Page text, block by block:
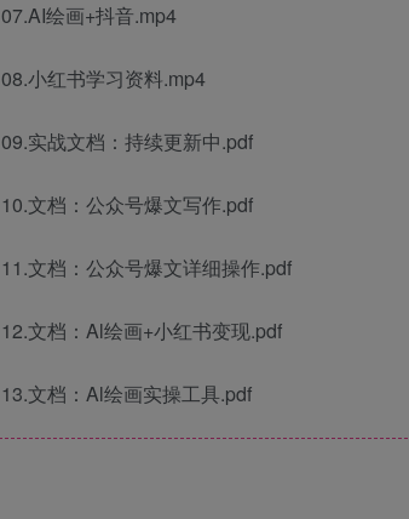
07.AI绘画+抖音.mp4
08.小红书学习资料.mp4
09.实战文档：持续更新中.pdf
10.文档：公众号爆文写作.pdf
11.文档：公众号爆文详细操作.pdf
12.文档：Al绘画+小红书变现.pdf
13.文档：Al绘画实操工具.pdf